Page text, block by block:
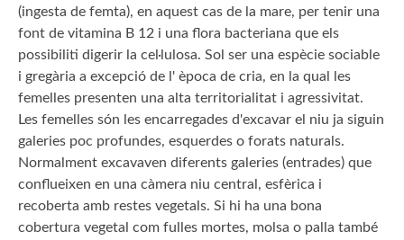
(ingesta de femta), en aquest cas de la mare, per tenir una
font de vitamina B 12 i una flora bacteriana que els
possibiliti digerir la cel·lulosa. Sol ser una espècie sociable
i gregària a excepció de l' època de cria, en la qual les
femelles presenten una alta territorialitat i agressivitat.
Les femelles són les encarregades d'excavar el niu ja siguin
galeries poc profundes, esquerdes o forats naturals.
Normalment excavaven diferents galeries (entrades) que
conflueixen en una càmera niu central, esfèrica i
recoberta amb restes vegetals. Si hi ha una bona
cobertura vegetal com fulles mortes, molsa o palla també